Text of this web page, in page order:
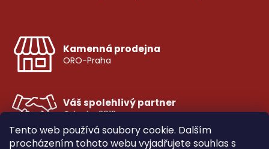
Tento web používá soubory cookie. Dalším
procházením tohoto webu vyjadřujete souhlas s
Kamenná prodejna
ORO-Praha
Váš spolehlivý partner
Od roku 2012